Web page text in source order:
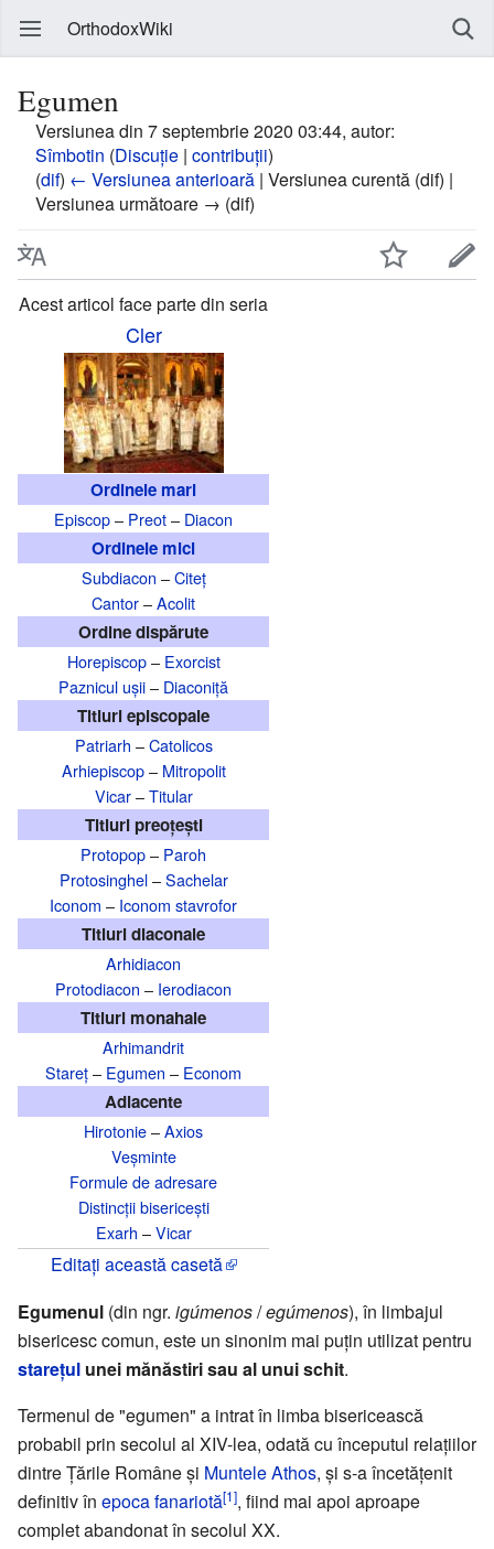
OrthodoxWiki
Egumen
Versiunea din 7 septembrie 2020 03:44, autor:
Sîmbotin (Discuție | contribuții)
(dif) ← Versiunea anterioară | Versiunea curentă (dif) |
Versiunea următoare → (dif)
Acest articol face parte din seria
Cler
Ordinele mari
Episcop– Preot– Diacon
Ordinele mici
Subdiacon –Citeț
Cantor–Acolit
Ordine dispărute
Horepiscop– Exorcist
Paznicul ușii– Diaconiță
Titluri episcopale
Patriarh –Catolicos
Arhiepiscop– Mitropolit
Vicar–Titular
Titluri preoțești
Protopop– Paroh
Protosinghel–Sachelar
Iconom – Iconom stavrofor
Titluri diaconale
Arhidiacon
Protodiacon – Ierodiacon
Titluri monahale
Arhimandrit
Stareț– Egumen – Econom
Adiacente
Hirotonie–Axios
Veșminte
Formule de adresare
Distincții bisericești
Exarh –Vicar
Editați această casetă
Egumenul (din ngr. igúmenos/egúmenos), în limbajul
bisericesc comun, este un sinonim mai puțin utilizat pentru
starețul unei mănăstiri sau al unui schit.
Termenul de "egumen" a intrat în limba bisericească
probabil prin secolul al XIV-lea, odată cu începutul relațiilor
dintre Țările Române și Muntele Athos, și s-a încetățenit
definitiv în epoca fanariotă[1], fiind mai apoi aproape
complet abandonat în secolul XX.